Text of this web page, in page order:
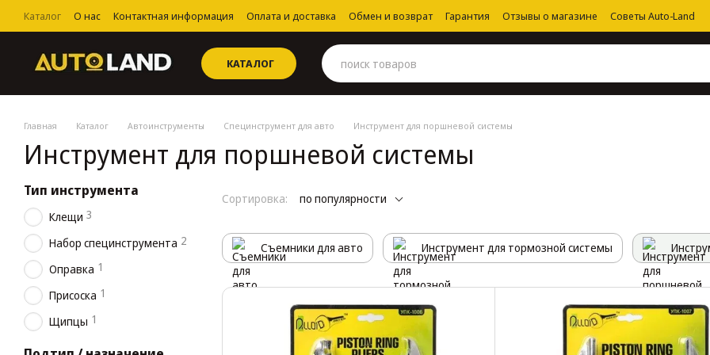
Перейти к основному контенту
Каталог О нас Контактная информация Оплата и доставка Обмен и возврат Гарантия Отзывы о магазине
Советы Auto-Land
Пользовательское соглашение
КАТАЛОГ
Главная Каталог Автоинструменты Специнструмент для авто Инструмент для поршневой системы
Инструмент для поршневой системы
Сортировка: по популярности
Съемники для авто Инструмент для тормозной системы
Тип инструмента
Клещи 3
Набор специнструмента 2
Оправка 1
Присоска 1
Щипцы 1